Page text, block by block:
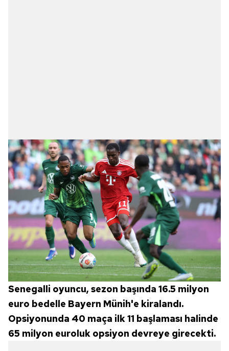
Senegalli oyuncu, sezon başında 16.5 milyon
euro bedelle Bayern Münih'e kiralandı.
Opsiyonunda 40 maça ilk 11 başlaması halinde
65 milyon euroluk opsiyon devreye girecekti.